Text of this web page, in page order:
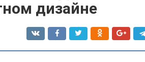
дизайне